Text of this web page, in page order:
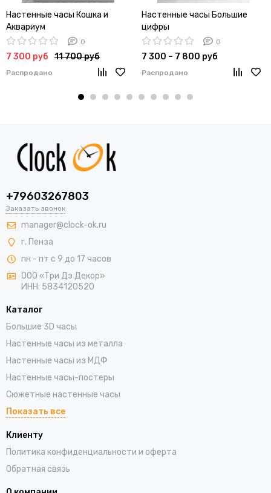
Настенные часы Кошка и
Аквариум
0
7 300 руб 11 700 руб
Распродано
Настенные часы Большие
цифры
0
7 300 – 7 800 руб
Распродано
+79603267803
Заказать звонок
manager@clock-ok.ru
г. Пенза
пн - пт с 9 до 17 часов
ООО «Три Дэ Декор»
ИНН: 5834120520
Каталог
Большие 3D часы
Настенные часы из металла
Настенные часы из МДФ
Настенные часы-постеры
Сюжетные настенные часы
Показать все
Клиенту
Политика конфиденциальности и оферта
Обратная связь